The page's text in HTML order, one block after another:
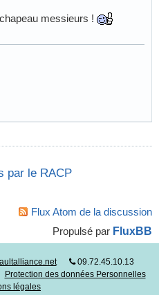
messieurs !
par le RACP
Flux Atom de la discussion
Propulsé par FluxBB
09.72.45.10.13
Protection des données Personnelles
légales